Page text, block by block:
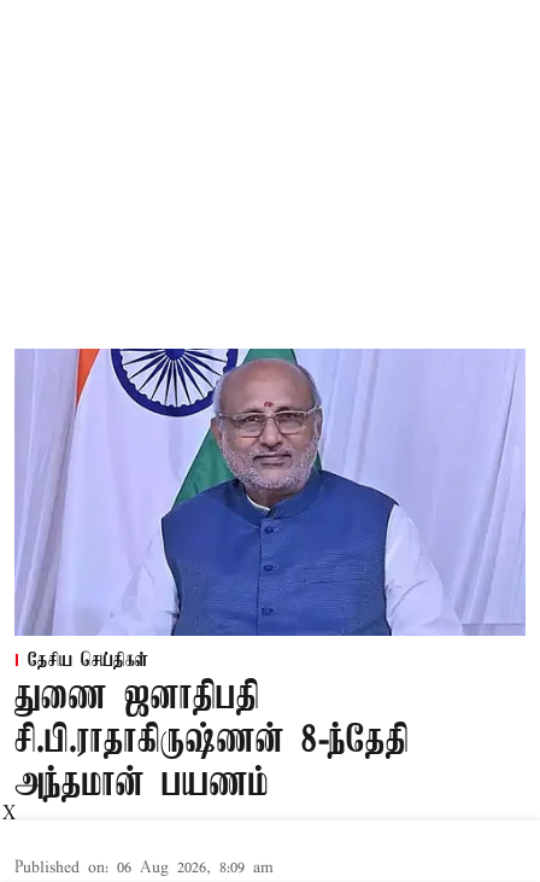
தேசிய செய்திகள்
துணை ஜனாதிபதி
சி.பி.ராதாகிருஷ்ணன் 8-ந்தேதி
அந்தமான் பயணம்
Published on: 06 Aug 2026, 8:09 am
X